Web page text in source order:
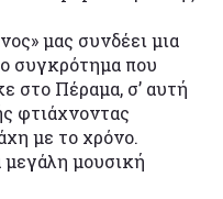
μας συνδέει μια
συγκρότημα που
στο Πέραμα, σ’ αυτή
φτιάχνοντας
με το χρόνο.
μεγάλη μουσική